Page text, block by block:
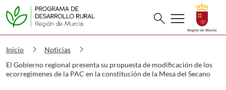
PDR El Gobierno regional presenta
Buscar
search menu
Inicio chevron_right Noticias chevron_right
El Gobierno regional presenta su propuesta de modificación de los
ecorregímenes de la PAC en la constitución de la Mesa del Secano